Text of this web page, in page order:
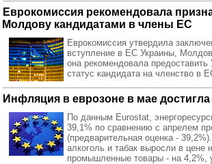
Еврокомиссия рекомендовала
Молдову кандидатами в члены ЕС
Еврокомиссия утвердила
вступление в ЕС Украины,
она рекомендовала
статус кандидата на членство в
Инфляция в еврозоне в мае
По данным Eurostat,
39,1% по сравнению с апрелем
(предварительная оценка -
алкоголь и табак выросли в цене
промышленные товары - на 4,2%,